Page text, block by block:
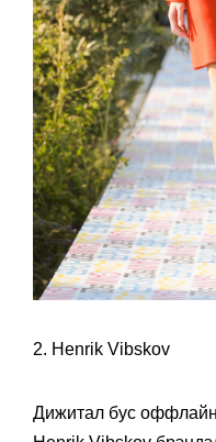
2. Henrik Vibskov
Дижитал бус